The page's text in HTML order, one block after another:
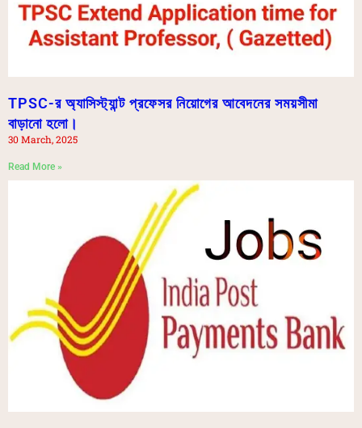
TPSC-র অ্যাসিস্ট্যান্ট প্রফেসর নিয়োগের আবেদনের সময়সীমা
বাড়ানো হলো।
30 March, 2025
Read More »